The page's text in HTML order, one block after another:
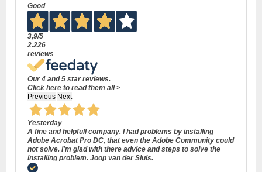
Good
3,9/5
2.226
reviews
Our 4 and 5 star reviews.
Click here to read them all >
Previous Next
Yesterday
A fine and helpfull company. I had problems by installing
Adobe Acrobat Pro DC, that even the Adobe Community could
not solve. I'm glad with there advice and steps to solve the
installing problem. Joop van der Sluis.